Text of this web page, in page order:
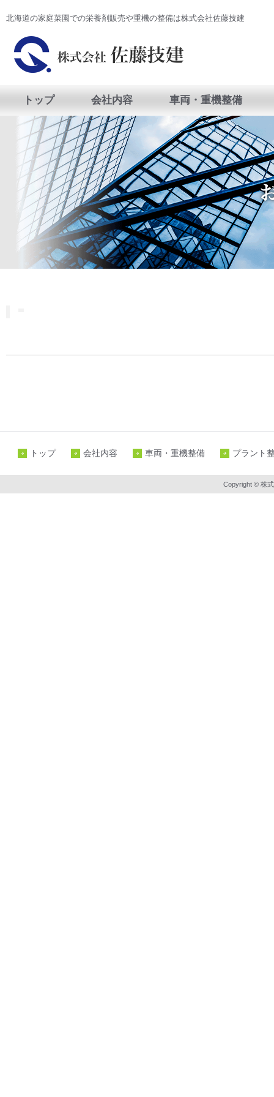
北海道の家庭菜園での栄養剤販売や重機の整備は株式会社佐藤技建
トップ 会社内容 車両・重機整備
トップ 会社内容 車両・重機整備 プラント
Copyright © 株